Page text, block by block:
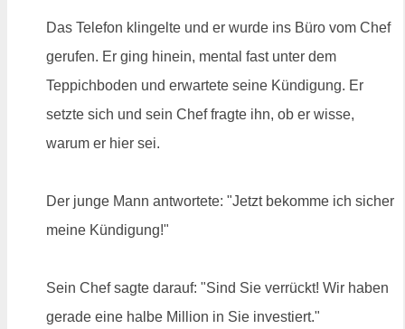
Das Telefon klingelte und er wurde ins Büro vom Chef
gerufen. Er ging hinein, mental fast unter dem
Teppichboden und erwartete seine Kündigung. Er
setzte sich und sein Chef fragte ihn, ob er wisse,
warum er hier sei.
Der junge Mann antwortete: "Jetzt bekomme ich sicher
meine Kündigung!"
Sein Chef sagte darauf: "Sind Sie verrückt! Wir haben
gerade eine halbe Million in Sie investiert."